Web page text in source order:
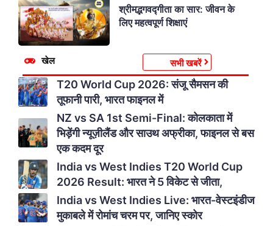
श्रीमद्भगवद्गीता का सार: जीवन के
लिए महत्वपूर्ण शिक्षाएं
खेल सभी खबरें
T20 World Cup 2026: संजू सैमसन की
तूफानी पारी, भारत फाइनल में
NZ vs SA 1st Semi-Final: कोलकाता में
भिड़ेंगी न्यूज़ीलैंड और साउथ अफ्रीका, फाइनल से बस
एक कदम दूर
India vs West Indies T20 World Cup
2026 Result: भारत ने 5 विकेट से जीता,
India vs West Indies Live: भारत-वेस्टइंडीज
मुकाबले में रोमांच चरम पर, जानिए स्कोर